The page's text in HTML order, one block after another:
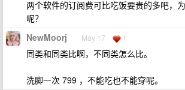
两个软件的订阅费可比吃饭要贵的多吧，
呢？
NewMoorj May 17 1
同类和同类比啊，不同类怎么比。
洗脚一次 799 ，不能吃也不能穿呢。